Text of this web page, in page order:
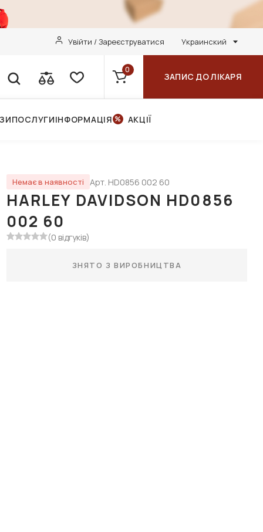
Увійти / Зареєструватися Украинский
0
ЗАПИС ДО ЛІКАРЯ
ПОСЛУГИІНФОРМАЦІЯ АКЦІЇ
Немає в наявності Арт. HD0856 002 60
HARLEY DAVIDSON HD0856
002 60
(0 відгуків)
ЗНЯТО З ВИРОБНИЦТВА